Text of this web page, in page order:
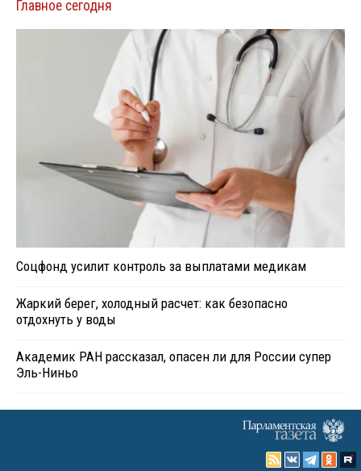
Главное сегодня
Соцфонд усилит контроль за выплатами медикам
Жаркий берег, холодный расчет: как безопасно
отдохнуть у воды
Академик РАН рассказал, опасен ли для России супер
Эль-Ниньо